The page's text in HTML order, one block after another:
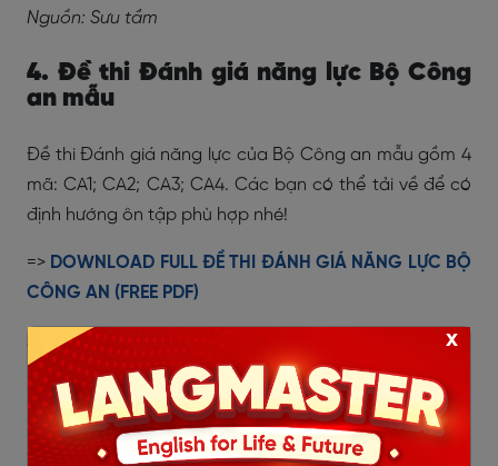
Nguồn: Sưu tầm
4. Đề thi Đánh giá năng lực Bộ Công
an mẫu
Đề thi Đánh giá năng lực của Bộ Công an mẫu gồm 4
mã: CA1; CA2; CA3; CA4. Các bạn có thể tải về để có
định hướng ôn tập phù hợp nhé!
=> DOWNLOAD FULL ĐỀ THI ĐÁNH GIÁ NĂNG LỰC BỘ
CÔNG AN (FREE PDF)
Nguồn: Sưu tầm x